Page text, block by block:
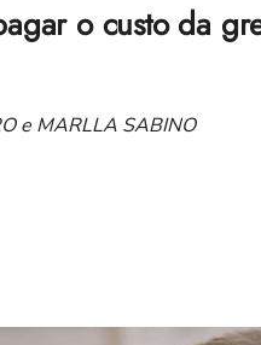
o custo da
e MARLLA SABINO